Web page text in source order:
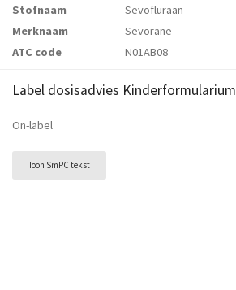
Stofnaam
Sevofluraan
Merknaam
Sevorane
ATC code
N01AB08
Label dosisadvies Kinderformularium
On-label
Toon SmPC tekst